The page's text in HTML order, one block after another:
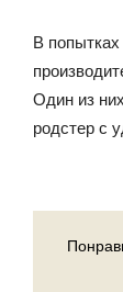
В
Один из
родстер с